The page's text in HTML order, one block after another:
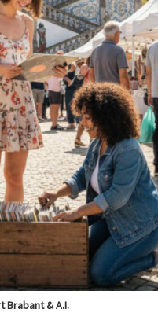
Brabant & A.I.